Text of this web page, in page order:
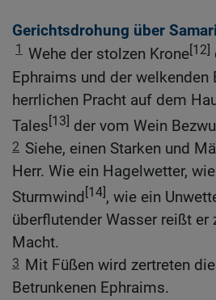
Gerichtsdrohung über
1 Wehe der stolzen Krone[12]
Ephraims und der welkenden
herrlichen Pracht auf dem
Tales[13] der vom Wein
2 Siehe, einen Starken und
Herr. Wie ein Hagelwetter,
Sturmwind[14], wie ein
überflutender Wasser reißt er
Macht.
3 Mit Füßen wird zertreten
Betrunkenen Ephraims.